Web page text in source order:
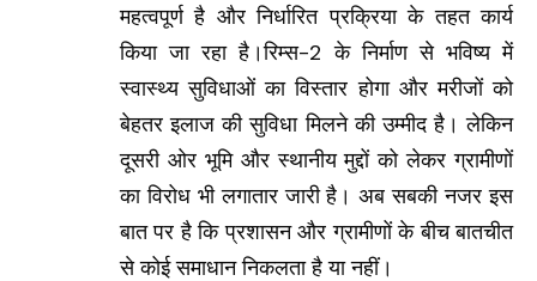
महत्वपूर्ण है और निर्धारित प्रक्रिया के तहत कार्य
किया जा रहा है।रिम्स-2 के निर्माण से भविष्य में
स्वास्थ्य सुविधाओं का विस्तार होगा और मरीजों को
बेहतर इलाज की सुविधा मिलने की उम्मीद है। लेकिन
दूसरी ओर भूमि और स्थानीय मुद्दों को लेकर ग्रामीणों
का विरोध भी लगातार जारी है। अब सबकी नजर इस
बात पर है कि प्रशासन और ग्रामीणों के बीच बातचीत
से कोई समाधान निकलता है या नहीं।